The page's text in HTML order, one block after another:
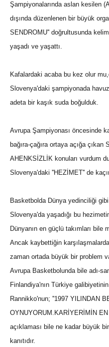
Şampiyonalarında aslan kesilen
dışında düzenlenen bir büyük
SENDROMU'' doğrultusunda
yaşadı ve yaşattı.
Kafalardaki acaba bu kez olur
Slovenya'daki şampiyonada
adeta bir kaşık suda boğulduk.
Avrupa Şampiyonası öncesinde
bağıra-çağıra ortaya açığa
AHENKSİZLİK konuları vurdum
Slovenya'daki ''HEZİMET'' de
Basketbolda Dünya yedinciliği
Slovenya'da yaşadığı bu
Dünyanın en güçlü takımları bile
Ancak kaybettiğin
zaman ortada büyük bir problem
Avrupa Basketbolunda bile adı-
Finlandiya'nın Türkiye
Rannikko'nun; ''1997 YILINDAN
OYNUYORUM.KARİYERİMİN
açıklaması bile ne kadar büyük
kanıtıdır.